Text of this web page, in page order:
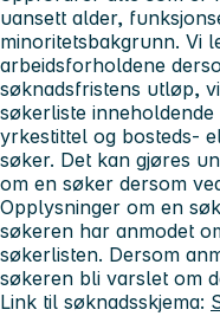
uansett alder,
minoritetsbakgrunn. Vi
arbeidsforholdene
søknadsfristens utløp,
søkerliste
yrkestittel og bosteds-
søker. Det kan gjøres
om en søker dersom
Opplysninger om en
søkeren har anmodet
søkerlisten. Dersom
søkeren bli varslet om
Link til søknadsskjema: